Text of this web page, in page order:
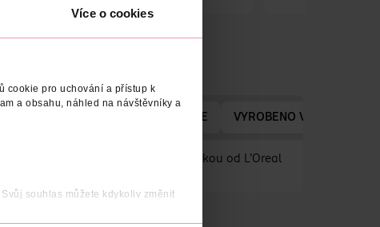
Více o cookies
cookie pro uchování a přístup k
a obsahu, náhled na návštěvníky a
. Svůj souhlas můžete kdykoliv změnit
ADRESA VÝROBCE/DODAVATELE VYROBENO V
odstín s make-upovou jedničkou od L’Oreal
její nedokonalosti.